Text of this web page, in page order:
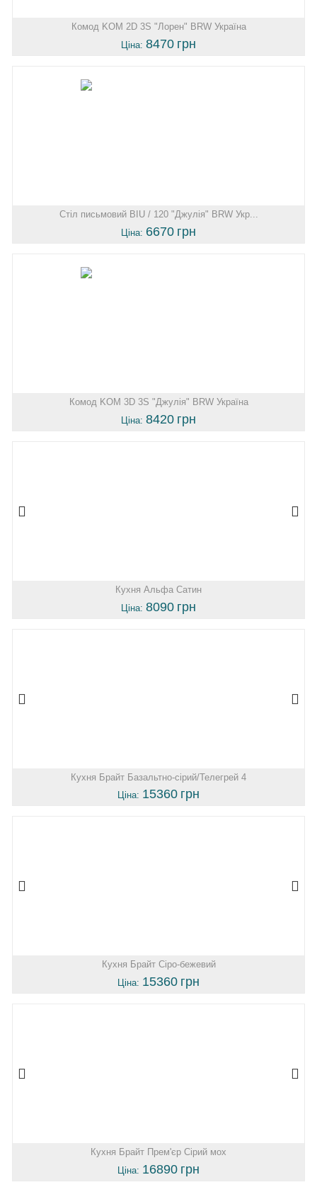
Комод KOM 2D 3S "Лорен" BRW Україна
Ціна: 8470 грн
Стіл письмовий BIU / 120 "Джулія" BRW Укр...
Ціна: 6670 грн
Комод KOM 3D 3S "Джулія" BRW Україна
Ціна: 8420 грн
Кухня Альфа Сатин
Ціна: 8090 грн
Кухня Брайт Базальтно-сірий/Телегрей 4
Ціна: 15360 грн
Кухня Брайт Сіро-бежевий
Ціна: 15360 грн
Кухня Брайт Прем'єр Сірий мох
Ціна: 16890 грн